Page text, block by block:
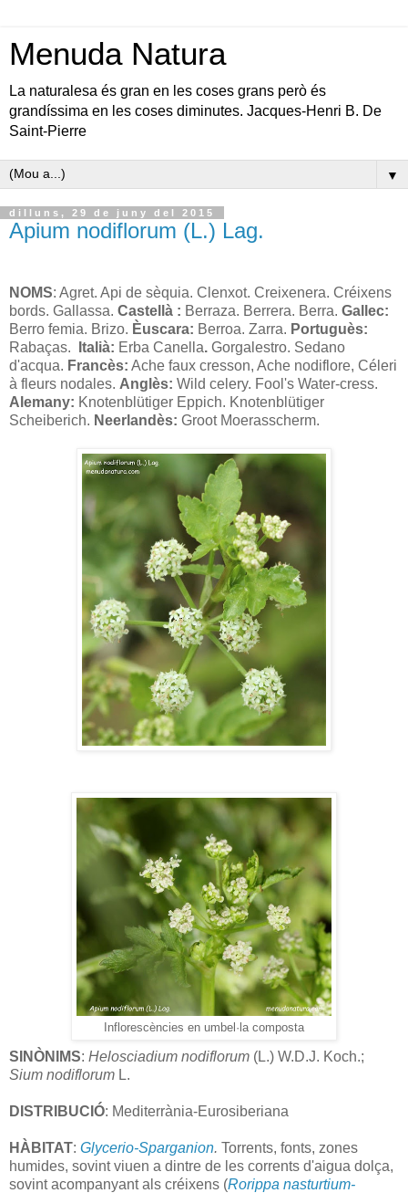
Menuda Natura
La naturalesa és gran en les coses grans però és
grandíssima en les coses diminutes. Jacques-Henri B. De
Saint-Pierre
▼
dilluns, 29 de juny del 2015
Apium nodiflorum (L.) Lag.
NOMS: Agret. Api de sèquia. Clenxot. Creixenera. Créixens
bords. Gallassa. Castellà : Berraza. Berrera. Berra. Gallec:
Berro femia. Brizo. Èuscara: Berroa. Zarra. Portuguès:
Rabaças.
Italià: Erba Canella. Gorgalestro. Sedano
d'acqua. Francès: Ache faux cresson, Ache nodiflore, Céleri
à fleurs nodales. Anglès: Wild celery. Fool's Water-cress.
Alemany: Knotenblütiger Eppich. Knotenblütiger
Scheiberich. Neerlandès: Groot Moerasscherm.
Inflorescències en umbel·la composta
SINÒNIMS: Helosciadium nodiflorum (L.) W.D.J. Koch.;
Sium nodiflorum L.
DISTRIBUCIÓ: Mediterrània-Eurosiberiana
HÀBITAT: Glycerio-Sparganion. Torrents, fonts, zones
humides, sovint viuen a dintre de les corrents d'aigua dolça,
sovint acompanyant als créixens (Rorippa nasturtium-